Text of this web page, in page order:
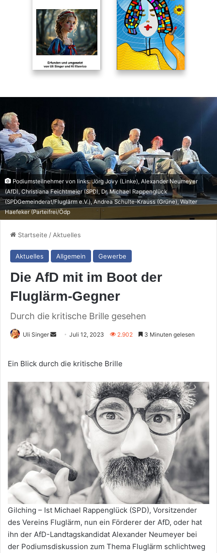
Podiumsteilnehmer von links: Jörg Jovy (Linke), Alexander Neumeyer
(AfD), Christiana Feichtmeier (SPD), Dr. Michael Rappenglück
(SPDGemeinderat/Fluglärm e.V.), Andrea Schulte-Krauss (Grüne), Walter
Haefeker (Parteifrei/Ödp
Startseite / Aktuelles
Aktuelles Allgemein Gewerbe
Die AfD mit im Boot der
Fluglärm-Gegner
Durch die kritische Brille gesehen
Uli Singer
Sende
Mail
Juli 12, 2023 2.902 3 Minuten gelesen
Ein Blick durch die kritische Brille
Gilching – Ist Michael Rappenglück (SPD), Vorsitzender
des Vereins Fluglärm, nun ein Förderer der AfD, oder hat
ihn der AfD-Landtagskandidat Alexander Neumeyer bei
der Podiumsdiskussion zum Thema Fluglärm schlichtweg